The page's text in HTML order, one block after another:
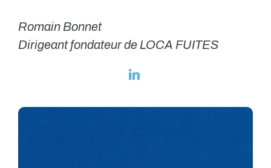
Romain Bonnet
Dirigeant fondateur de LOCA FUITES